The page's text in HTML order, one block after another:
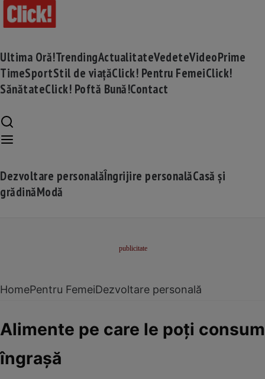
Ultima Oră!TrendingActualitateVedeteVideoPrime
TimeSportStil de viațăClick! Pentru FemeiClick!
SănătateClick! Poftă Bună!Contact
Dezvoltare personalăÎngrijire personalăCasă și
grădinăModă
HomePentru FemeiDezvoltare personală
Alimente pe care le poți
îngrașă